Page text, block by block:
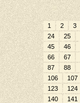
1 2
3
24
25
45
46
66
67
87
88
106
107
123
124
140
141